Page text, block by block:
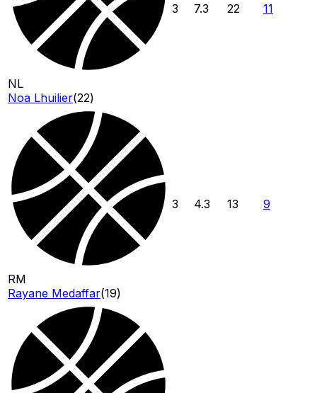
NL
Noa Lhuilier(22)
3 7.3 22 11
RM
Rayane Medaffar(19)
3 4.3 13 9